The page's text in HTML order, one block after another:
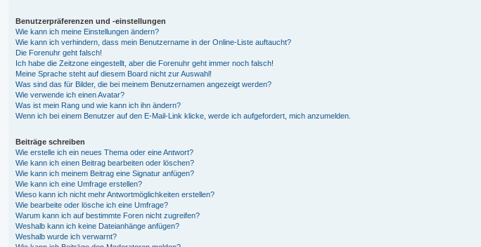
Benutzerpräferenzen und -einstellungen
Wie kann ich meine Einstellungen ändern?
Wie kann ich verhindern, dass mein Benutzername in der Online-Liste auftaucht?
Die Forenuhr geht falsch!
Ich habe die Zeitzone eingestellt, aber die Forenuhr geht immer noch falsch!
Meine Sprache steht auf diesem Board nicht zur Auswahl!
Was sind das für Bilder, die bei meinem Benutzernamen angezeigt werden?
Wie verwende ich einen Avatar?
Was ist mein Rang und wie kann ich ihn ändern?
Wenn ich bei einem Benutzer auf den E-Mail-Link klicke, werde ich aufgefordert, mich anzumelden.
Beiträge schreiben
Wie erstelle ich ein neues Thema oder eine Antwort?
Wie kann ich einen Beitrag bearbeiten oder löschen?
Wie kann ich meinem Beitrag eine Signatur anfügen?
Wie kann ich eine Umfrage erstellen?
Wieso kann ich nicht mehr Antwortmöglichkeiten erstellen?
Wie bearbeite oder lösche ich eine Umfrage?
Warum kann ich auf bestimmte Foren nicht zugreifen?
Weshalb kann ich keine Dateianhänge anfügen?
Weshalb wurde ich verwarnt?